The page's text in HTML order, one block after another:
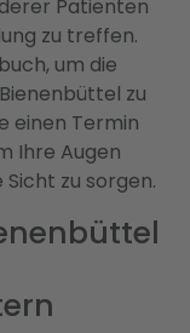
Patienten
zu treffen.
um die
zu
einen Termin
Ihre Augen
zu sorgen.